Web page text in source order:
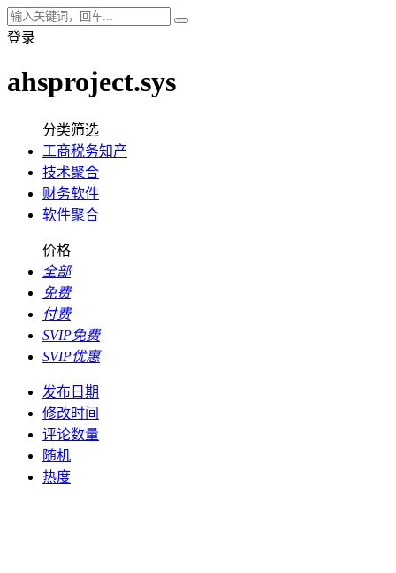
登录
ahsproject.sys
分类筛选
工商税务知产
技术聚合
财务软件
软件聚合
价格
全部
免费
付费
SVIP免费
SVIP优惠
发布日期
修改时间
评论数量
随机
热度